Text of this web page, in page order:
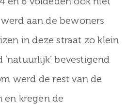
aan de bewoners
in deze straat zo klein
bevestigend
werd de rest van de
en kregen de